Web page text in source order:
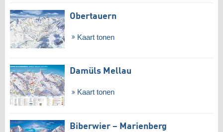
Obertauern
Kaart tonen
Damüls Mellau
Kaart tonen
Biberwier – Marienberg